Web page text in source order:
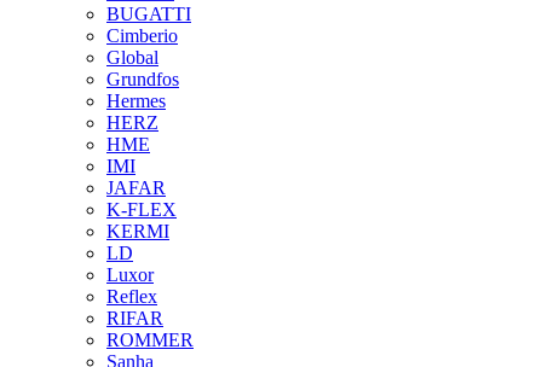
BUGATTI
Cimberio
Global
Grundfos
Hermes
HERZ
HME
IMI
JAFAR
K-FLEX
KERMI
LD
Luxor
Reflex
RIFAR
ROMMER
Sanha